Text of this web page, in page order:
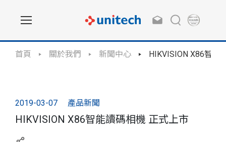
首頁 關於我們 新聞中心 HIKVISION X86智能
2019-03-07 產品新聞
HIKVISION X86智能讀碼相機 正式上市